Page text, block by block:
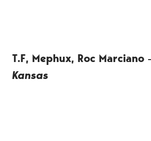
T.F, Mephux, Roc Marciano
Kansas